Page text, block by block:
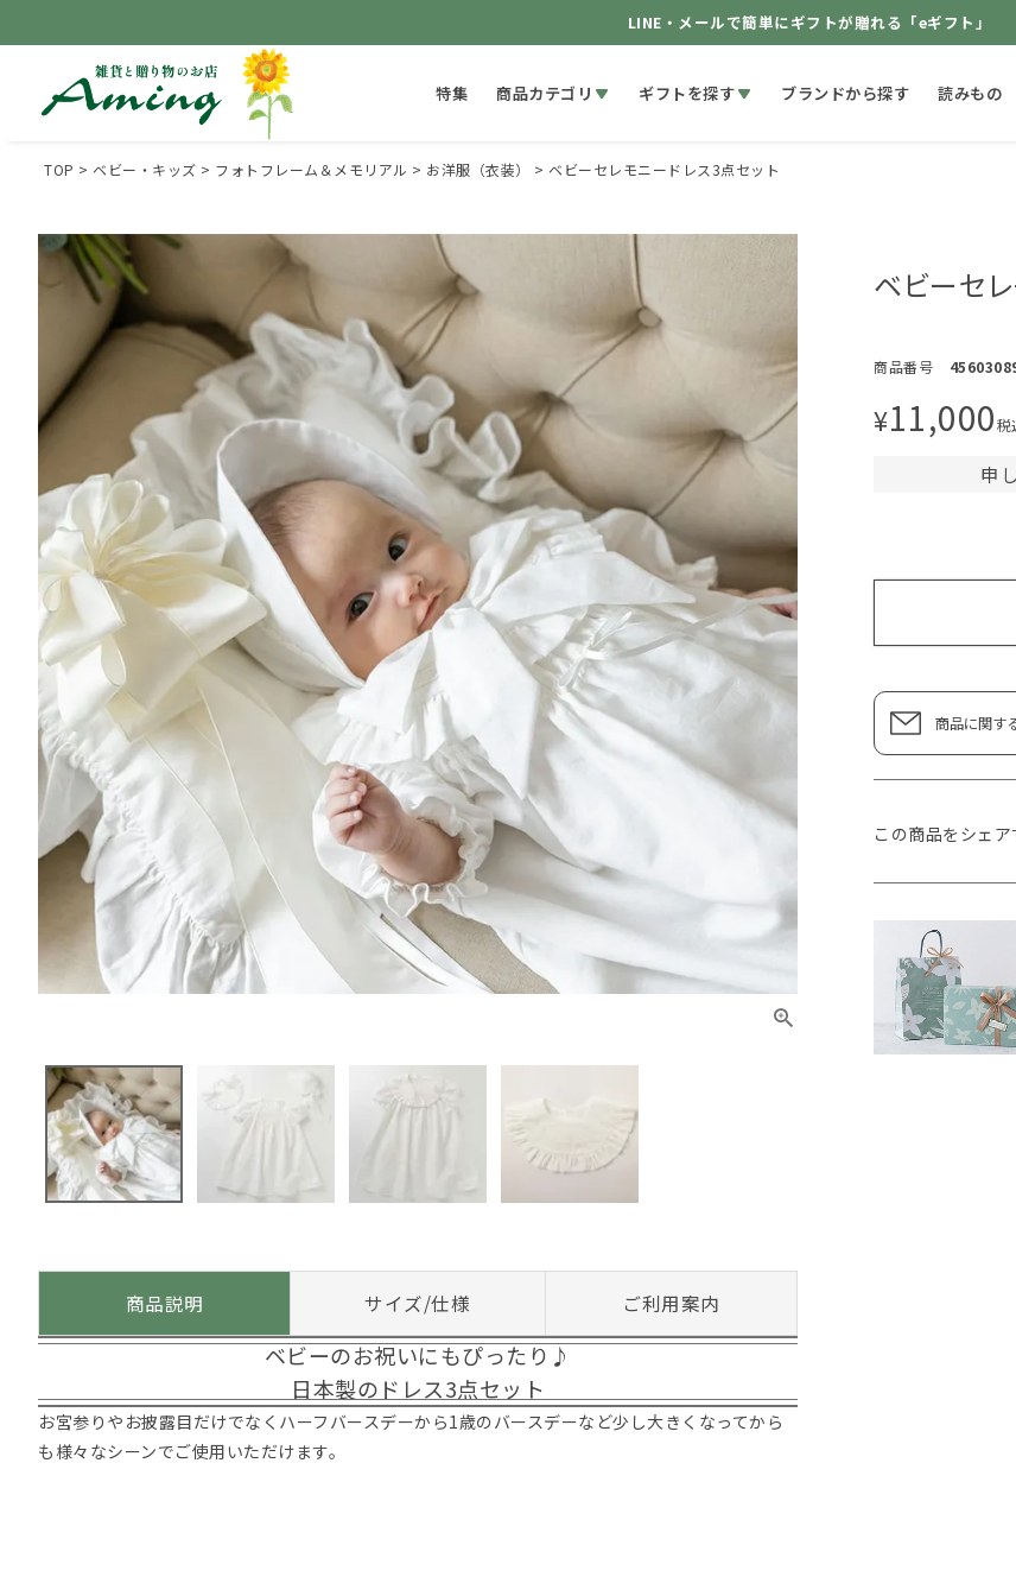
LINE・メールで簡単にギフトが贈れる「eギフト」
特集 商品カテゴリ ギフトを探す ブランドから探す 読みもの
TOP ベビー・キッズ フォトフレーム＆メモリアル お洋服（衣装） ベビーセレモニードレス3点セット
商品説明 サイズ/仕様 ご利用案内
ベビーのお祝いにもぴったり♪
日本製のドレス3点セット
お宮参りやお披露目だけでなくハーフバースデーから1歳のバースデーなど少し大きくなってから
も様々なシーンでご使用いただけます。
ベビーセ
商品番号
¥11,000税
申
商品に関す
この商品をシェア